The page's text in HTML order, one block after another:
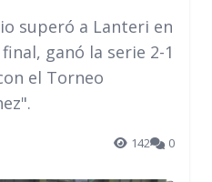
superó a Lanteri en
ganó la serie 2-1
el Torneo
142 0